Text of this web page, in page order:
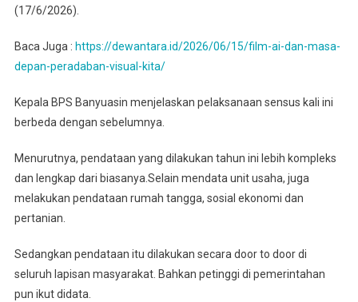
(17/6/2026).‎‎
Baca Juga : https://dewantara.id/2026/06/15/film-ai-dan-masa-
depan-peradaban-visual-kita/
Kepala BPS Banyuasin menjelaskan pelaksanaan sensus kali ini
berbeda dengan sebelumnya.
Menurutnya, pendataan yang dilakukan tahun ini lebih kompleks
dan lengkap dari biasanya.Selain mendata unit usaha, juga
melakukan pendataan rumah tangga, sosial ekonomi dan
pertanian.
Sedangkan pendataan itu dilakukan secara door to door di
seluruh lapisan masyarakat. Bahkan petinggi di pemerintahan
pun ikut didata.‎‎